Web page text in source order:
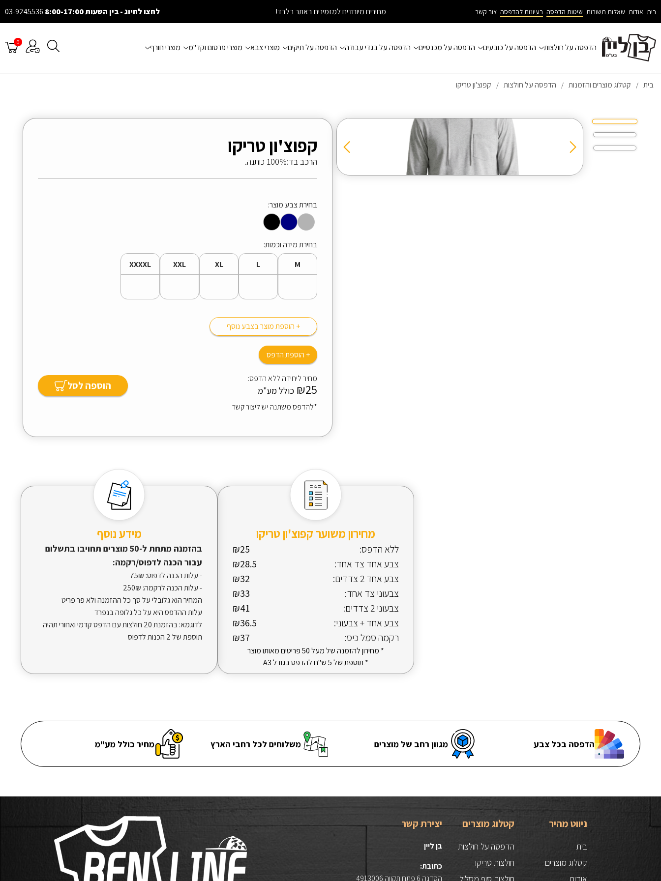
בית אודות שאלות תשובות שיטות הדפסה רעיונות להדפסה צור קשר מחירים מיוחדים למזמינים באתר בלבד! לחצו לחיוג - בין השעות 8:00-17:00 03-9245536
הדפסה על חולצות הדפסה על כובעים הדפסה על מכנסיים הדפסה על בגדי עבודה הדפסה על תיקים מוצרי צבא מוצרי פרסום וקד"מ מוצרי חורף
0
בית / קטלוג מוצרים והזמנות / הדפסה על חולצות / קפוצ'ון טריקו
קפוצ'ון טריקו
הרכב בד:100% כותנה.
בחירת צבע מוצר:
בחירת מידה וכמות:
M
L
XL
XXL
XXXXL
+ הוספת מוצר בצבע נוסף
+ הוספת הדפס
הוספה לסל
מחיר ליחידה ללא הדפס:
₪25 כולל מע"מ
*להדפס משתנה יש ליצור קשר
מחירון משוער קפוצ'ון טריקו
ללא הדפס:
₪25
צבע אחד צד אחד:
₪28.5
צבע אחד 2 צדדים:
₪32
צבעוני צד אחד:
₪33
צבעוני 2 צדדים:
₪41
צבע אחד + צבעוני:
₪36.5
רקמה סמל כיס:
₪37
* מחירון להזמנה של מעל 50 פריטים מאותו מוצר
* תוספת של 5 ש"ח להדפס בגודל A3
מידע נוסף
בהזמנה מתחת ל-50 מוצרים תחויבו בתשלום
עבור הכנה לדפוס/רקמה:
- עלות הכנה לדפוס:
- עלות הכנה לרקמה:
המחיר הוא גלובלי על סך כל ההזמנה ולא פר פריט
עלות ההדפס היא על כל גלופה בנפרד
לדוגמא: בהזמנת 20 חולצות עם הדפס קדמי ואחורי תהיה
תוספת של 2 הכנות לדפוס
הדפסה בכל צבע מגוון רחב של מוצרים משלוחים לכל רחבי הארץ מחיר כולל מע"מ
ניווט מהיר
בית
קטלוג מוצרים
קטלוג מוצרים
הדפסה על חולצות
חולצות טריקו
יצירת קשר
בן ליין
כתובת:
הסדנה 6 פתח תקווה 4913006